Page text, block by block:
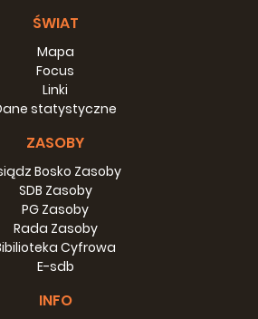
ŚWIAT
Mapa
Focus
Linki
statystyczne
ZASOBY
Bosko Zasoby
SDB Zasoby
PG Zasoby
Rada Zasoby
Cyfrowa
E-sdb
INFO